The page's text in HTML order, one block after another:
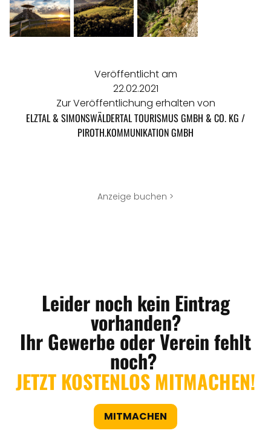
Veröffentlicht am
22.02.2021
Zur Veröffentlichung erhalten von
ELZTAL & SIMONSWÄLDERTAL TOURISMUS GMBH & CO. KG /
PIROTH.KOMMUNIKATION GMBH
Anzeige buchen >
Leider noch kein Eintrag
vorhanden?
Ihr Gewerbe oder Verein fehlt
noch?
JETZT KOSTENLOS MITMACHEN!
MITMACHEN